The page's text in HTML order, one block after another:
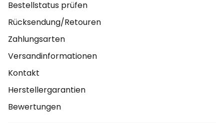
Bestellstatus prüfen
Rücksendung/Retouren
Zahlungsarten
Versandinformationen
Kontakt
Herstellergarantien
Bewertungen